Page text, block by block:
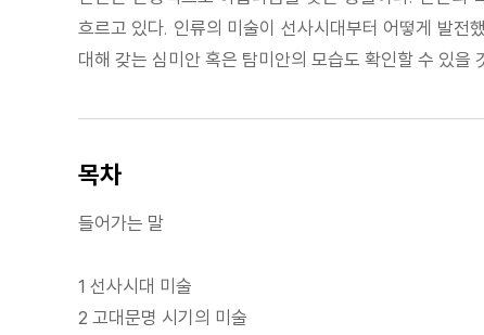
흐르고 있다. 인류의 미술이 선사시대부터 어떻게 발전
대해 갖는 심미안 혹은 탐미안의 모습도 확인할 수 있
목차
들어가는 말
1 선사시대 미술
2 고대문명 시기의 미술